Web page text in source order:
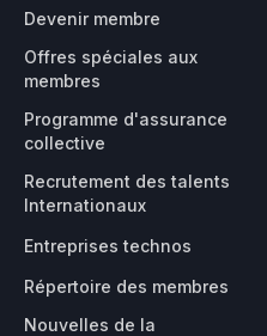
Devenir membre
Offres spéciales aux
membres
Programme d'assurance
collective
Recrutement des talents
Internationaux
Entreprises technos
Répertoire des membres
Nouvelles de la